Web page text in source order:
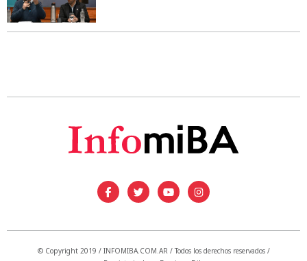
© Copyright 2019 / INFOMIBA.COM.AR / Todos los derechos reservados /